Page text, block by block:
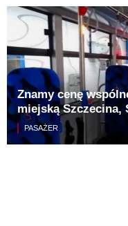
Znamy cenę
miejską Szczecina,
PASAŻER